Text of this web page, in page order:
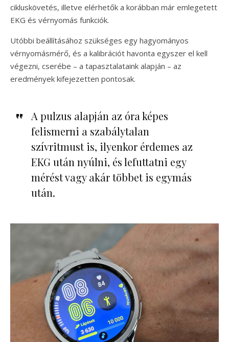
cikluskövetés, illetve elérhetők a korábban már emlegetett
EKG és vérnyomás funkciók.
Utóbbi beállításához szükséges egy hagyományos
vérnyomásmérő, és a kalibrációt havonta egyszer el kell
végezni, cserébe – a tapasztalataink alapján – az
eredmények kifejezetten pontosak.
A pulzus alapján az óra képes
felismerni a szabálytalan
szívritmust is, ilyenkor érdemes az
EKG után nyúlni, és lefuttatni egy
mérést vagy akár többet is egymás
után.